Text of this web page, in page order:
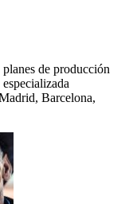
de producción
Barcelona,